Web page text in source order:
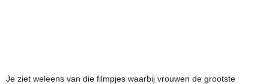
Je ziet weleens van die filmpjes waarbij vrouwen de grootste